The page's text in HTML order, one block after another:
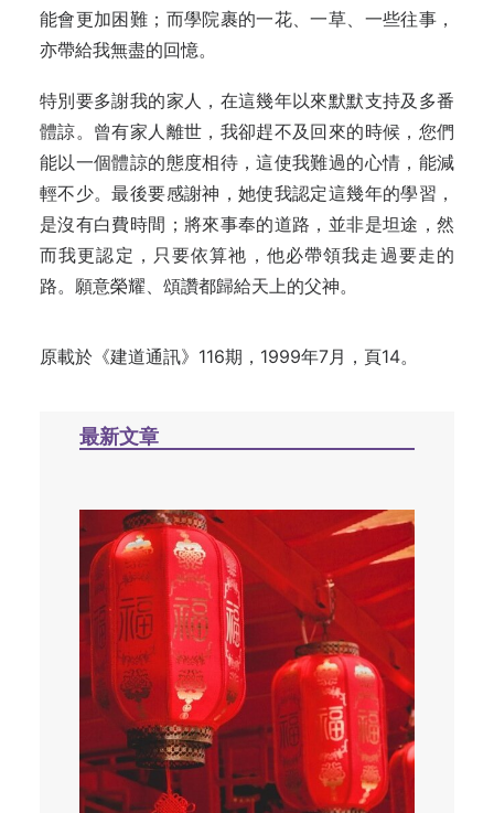
能會更加困難；而學院裹的一花、一草、一些往事，
亦帶給我無盡的回憶。
特別要多謝我的家人，在這幾年以來默默支持及多番
體諒。曾有家人離世，我卻趕不及回來的時候，您們
能以一個體諒的態度相待，這使我難過的心情，能減
輕不少。最後要感謝神，她使我認定這幾年的學習，
是沒有白費時間；將來事奉的道路，並非是坦途，然
而我更認定，只要依算祂，他必帶領我走過要走的
路。願意榮耀、頌讚都歸給天上的父神。
原載於《建道通訊》116期，1999年7月，頁14。
最新文章